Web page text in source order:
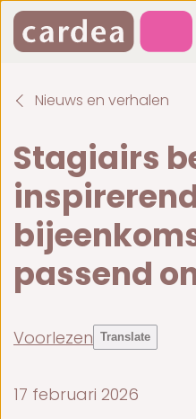
Nieuws en verhalen
Stagiairs
passend
Voorlezen Translate
17 februari 2026